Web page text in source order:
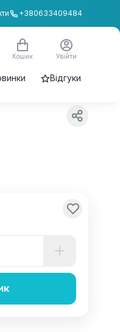
+380633409484
Кошик Увійти
Відгуки